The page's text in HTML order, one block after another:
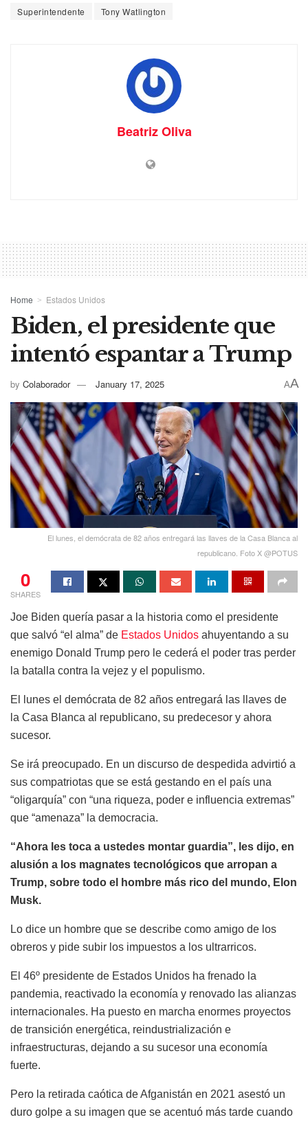
Superintendente
Tony Watlington
Beatriz Oliva
Home Estados Unidos
Biden, el presidente que
intentó espantar a Trump
by Colaborador January 17, 2025 AA
El lunes, el demócrata de 82 años entregará las llaves de la Casa Blanca al
republicano. Foto X @POTUS
0
SHARES
Joe Biden quería pasar a la historia como el presidente
que salvó “el alma” de Estados Unidos ahuyentando a su
enemigo Donald Trump pero le cederá el poder tras perder
la batalla contra la vejez y el populismo.
El lunes el demócrata de 82 años entregará las llaves de
la Casa Blanca al republicano, su predecesor y ahora
sucesor.
Se irá preocupado. En un discurso de despedida advirtió a
sus compatriotas que se está gestando en el país una
“oligarquía” con “una riqueza, poder e influencia extremas”
que “amenaza” la democracia.
“Ahora les toca a ustedes montar guardia”, les dijo, en
alusión a los magnates tecnológicos que arropan a
Trump, sobre todo el hombre más rico del mundo, Elon
Musk.
Lo dice un hombre que se describe como amigo de los
obreros y pide subir los impuestos a los ultrarricos.
El 46º presidente de Estados Unidos ha frenado la
pandemia, reactivado la economía y renovado las alianzas
internacionales. Ha puesto en marcha enormes proyectos
de transición energética, reindustrialización e
infraestructuras, dejando a su sucesor una economía
fuerte.
Pero la retirada caótica de Afganistán en 2021 asestó un
duro golpe a su imagen que se acentuó más tarde cuando